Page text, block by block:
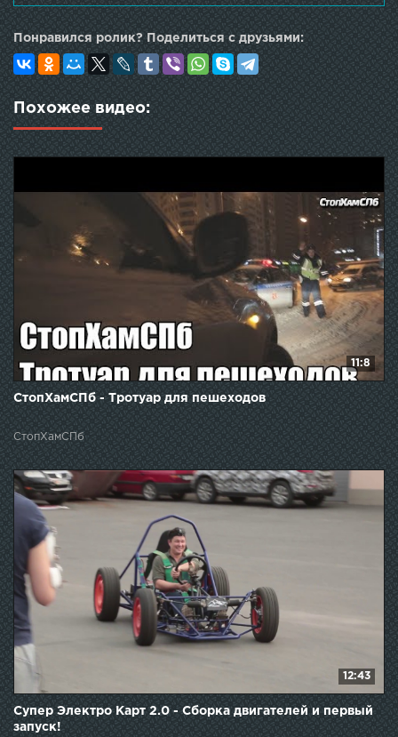
Понравился ролик? Поделиться с друзьями:
Похожее видео:
11:8
СтопХамСПб - Тротуар для пешеходов
СтопХамСПб
12:43
Супер Электро Карт 2.0 - Сборка двигателей и первый
запуск!